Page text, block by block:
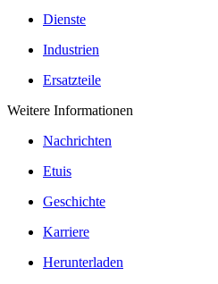
Dienste
Industrien
Ersatzteile
Weitere Informationen
Nachrichten
Etuis
Geschichte
Karriere
Herunterladen